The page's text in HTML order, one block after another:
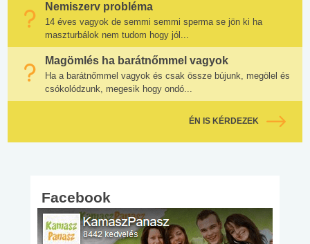
Nemiszerv probléma
14 éves vagyok de semmi semmi sperma se jön ki ha
maszturbálok nem tudom hogy jól...
Magömlés ha barátnőmmel vagyok
Ha a barátnőmmel vagyok és csak össze bújunk, megölel és
csókolódzunk, megesik hogy ondó...
ÉN IS KÉRDEZEK
Facebook